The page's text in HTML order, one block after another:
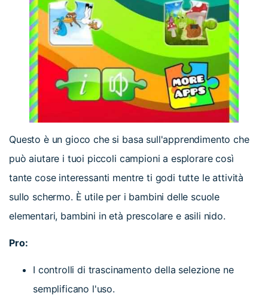
Questo è un gioco che si basa sull'apprendimento che
può aiutare i tuoi piccoli campioni a esplorare così
tante cose interessanti mentre ti godi tutte le attività
sullo schermo. È utile per i bambini delle scuole
elementari, bambini in età prescolare e asili nido.
Pro:
I controlli di trascinamento della selezione ne
semplificano l'uso.